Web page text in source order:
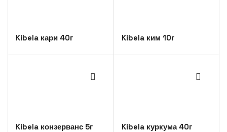
Kibela кари 40г Kibela ким 10г
Kibela конзерванс 5г Kibela куркума 40г